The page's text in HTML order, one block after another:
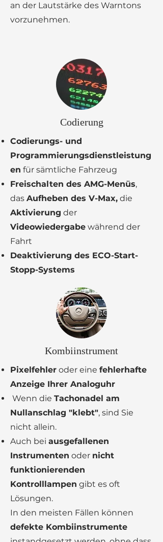
an der Lautstärke des Warntons
vorzunehmen.
Codierung
Codierungs- und
Programmierungsdienstleistung
en für sämtliche Fahrzeug
Freischalten des AMG-Menüs,
das Aufheben des V-Max, die
Aktivierung der
Videowiedergabe während der
Fahrt
Deaktivierung des ECO-Start-
Stopp-Systems
Kombiinstrument
Pixelfehler oder eine fehlerhafte
Anzeige Ihrer Analoguhr
Wenn die Tachonadel am
Nullanschlag "klebt", sind Sie
nicht allein.
Auch bei ausgefallenen
Instrumenten oder nicht
funktionierenden
Kontrolllampen gibt es oft
Lösungen.
In den meisten Fällen können
defekte Kombiinstrumente